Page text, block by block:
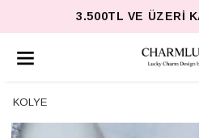
3.500TL VE ÜZERI
KOLYE